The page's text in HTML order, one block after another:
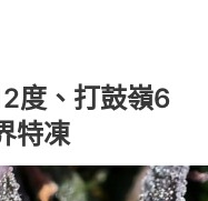
度、打鼓嶺6
特凍